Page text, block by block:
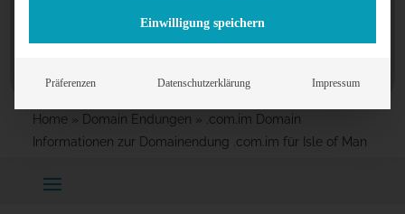
Home » Domain Endungen » .com.im Domain
Informationen zur Domainendung .com.im für Isle of Man
Einwilligung speichern
Präferenzen Datenschutzerklärung Impressum